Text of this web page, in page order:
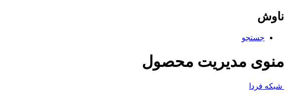
ناوش
جستجو
منوی مدیریت محصول
شبکه فردا